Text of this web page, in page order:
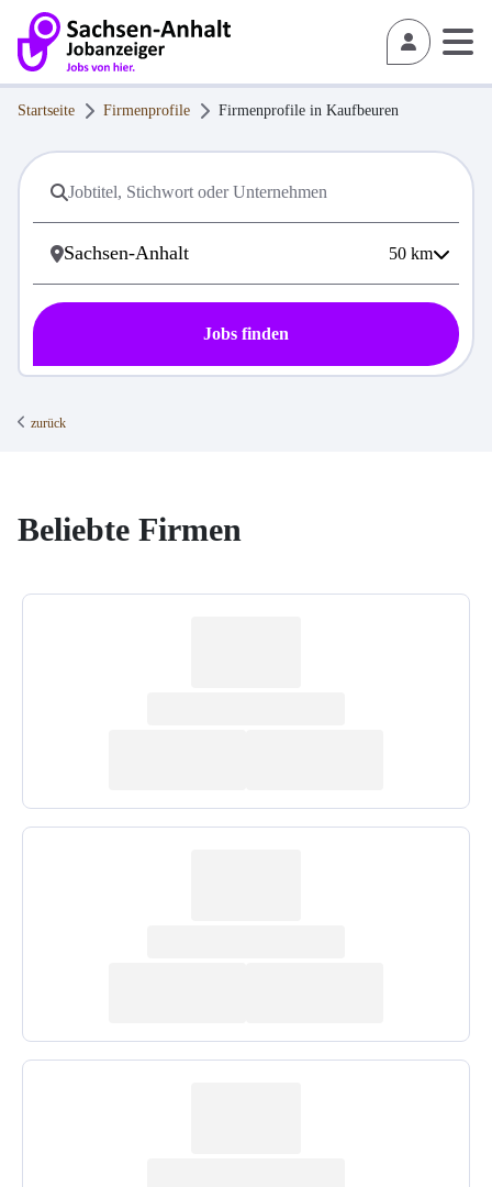
Startseite Firmenprofile Firmenprofile in Kaufbeuren
50 km
Jobs finden
zurück
Beliebte Firmen